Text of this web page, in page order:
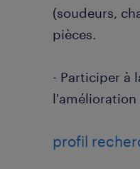
(soudeurs,
pièces.
- Participer à
l'amélioration
profil